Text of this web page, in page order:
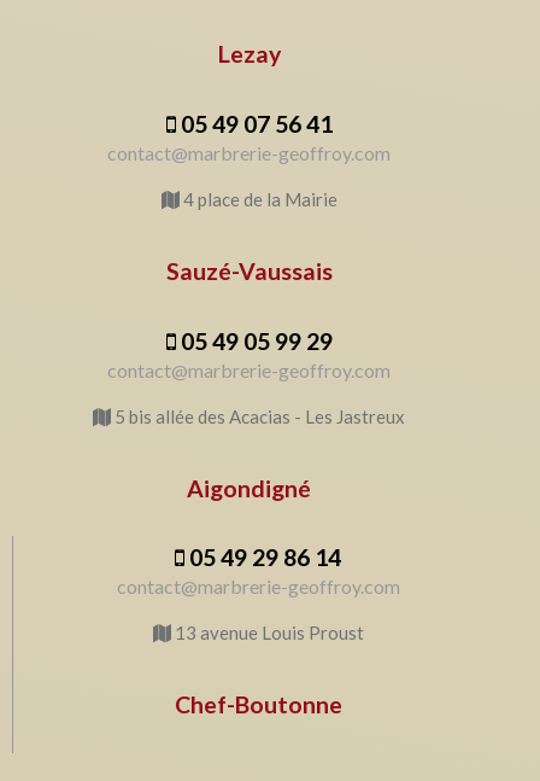
Lezay
05 49 07 56 41
contact@marbrerie-geoffroy.com
4 place de la Mairie
Sauzé-Vaussais
05 49 05 99 29
contact@marbrerie-geoffroy.com
5 bis allée des Acacias - Les Jastreux
Aigondigné
05 49 29 86 14
contact@marbrerie-geoffroy.com
13 avenue Louis Proust
Chef-Boutonne